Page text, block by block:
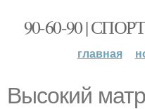
90-60-90 |
главная
Высокий